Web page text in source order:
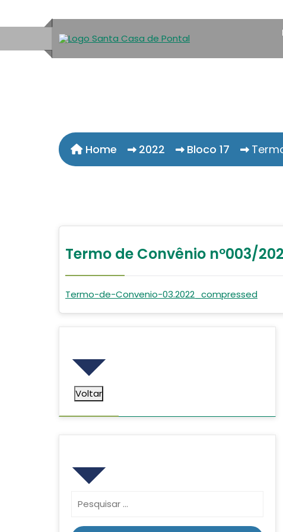
Home 2022 Bloco 17
Termo de Convênio nº003/
Termo-de-Convenio-03.2022_compressed
Voltar